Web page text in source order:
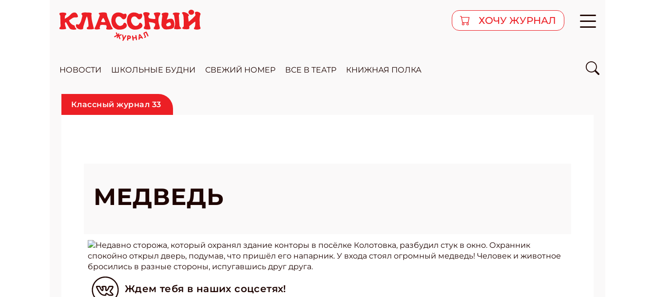
ХОЧУ ЖУРНАЛ
НОВОСТИ ШКОЛЬНЫЕ БУДНИ СВЕЖИЙ НОМЕР ВСЕ В ТЕАТР КНИЖНАЯ ПОЛКА
Классный журнал 33
МЕДВЕДЬ
Недавно сторожа, который охранял здание конторы в посёлке Колотовка, разбудил стук в окно. Охранник
спокойно открыл дверь, подумав, что пришёл его напарник. У входа стоял огромный медведь! Человек и животное
бросились в разные стороны, испугавшись друг друга.
Ждем тебя в наших соцсетях!